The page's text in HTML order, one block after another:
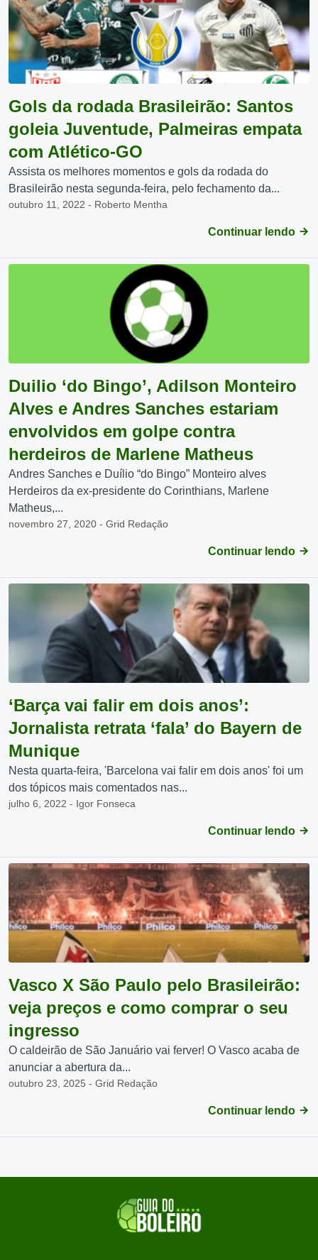
Gols da rodada Brasileirão: Santos
goleia Juventude, Palmeiras empata
com Atlético-GO
Assista os melhores momentos e gols da rodada do
Brasileirão nesta segunda-feira, pelo fechamento da...
outubro 11, 2022 - Roberto Mentha
Continuar lendo
Duilio ‘do Bingo’, Adilson Monteiro
Alves e Andres Sanches estariam
envolvidos em golpe contra
herdeiros de Marlene Matheus
Andres Sanches e Duílio “do Bingo” Monteiro alves
Herdeiros da ex-presidente do Corinthians, Marlene
Matheus,...
novembro 27, 2020 - Grid Redação
Continuar lendo
‘Barça vai falir em dois anos’:
Jornalista retrata ‘fala’ do Bayern de
Munique
Nesta quarta-feira, 'Barcelona vai falir em dois anos' foi um
dos tópicos mais comentados nas...
julho 6, 2022 - Igor Fonseca
Continuar lendo
Vasco X São Paulo pelo Brasileirão:
veja preços e como comprar o seu
ingresso
O caldeirão de São Januário vai ferver! O Vasco acaba de
anunciar a abertura da...
outubro 23, 2025 - Grid Redação
Continuar lendo